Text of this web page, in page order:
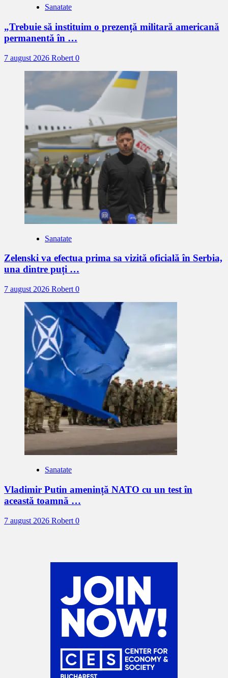
Sanatate
„Trebuie să instituim o prezență militară americană
permanentă în …
7 august 2026 Robert 0
Sanatate
Zelenski va efectua prima sa vizită oficială în Serbia,
una dintre puți …
7 august 2026 Robert 0
Sanatate
Vladimir Putin amenință NATO cu un test în
această toamnă …
7 august 2026 Robert 0